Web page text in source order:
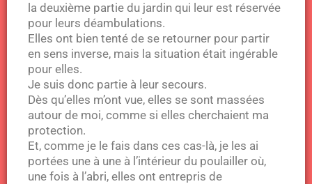
la deuxième partie du jardin qui leur est réservée
pour leurs déambulations.
Elles ont bien tenté de se retourner pour partir
en sens inverse, mais la situation était ingérable
pour elles.
Je suis donc partie à leur secours.
Dès qu’elles m’ont vue, elles se sont massées
autour de moi, comme si elles cherchaient ma
protection.
Et, comme je le fais dans ces cas-là, je les ai
portées une à une à l’intérieur du poulailler où,
une fois à l’abri, elles ont entrepris de